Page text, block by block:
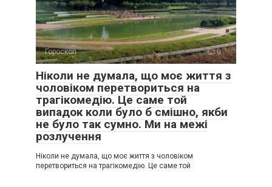
Гороскоп 0
Ніколи не думала, що моє життя з
чоловіком перетвориться на
трагікомедію. Це саме той
випадок коли було б смішно, якби
не було так сумно. Ми на межі
розлучення
Ніколи не думала, що моє життя з чоловіком
перетвориться на трагікомедію. Це саме той